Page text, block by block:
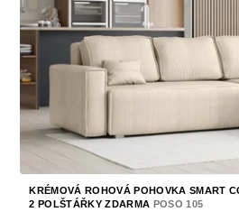
KRÉMOVÁ ROHOVÁ POHOVKA SMART
2 POLŠTÁŘKY ZDARMA POSO 105